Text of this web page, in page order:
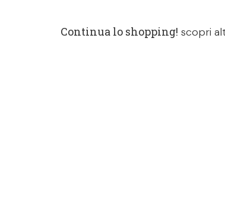
Continua lo shopping! scopri